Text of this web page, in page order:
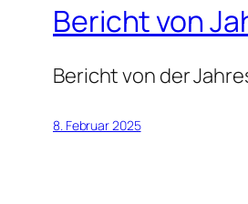
Bericht von
Bericht von der
8. Februar 2025